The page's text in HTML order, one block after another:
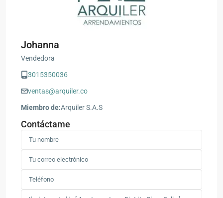
Johanna
Vendedora
3015350036
ventas@arquiler.co
Miembro de:Arquiler S.A.S
Contáctame